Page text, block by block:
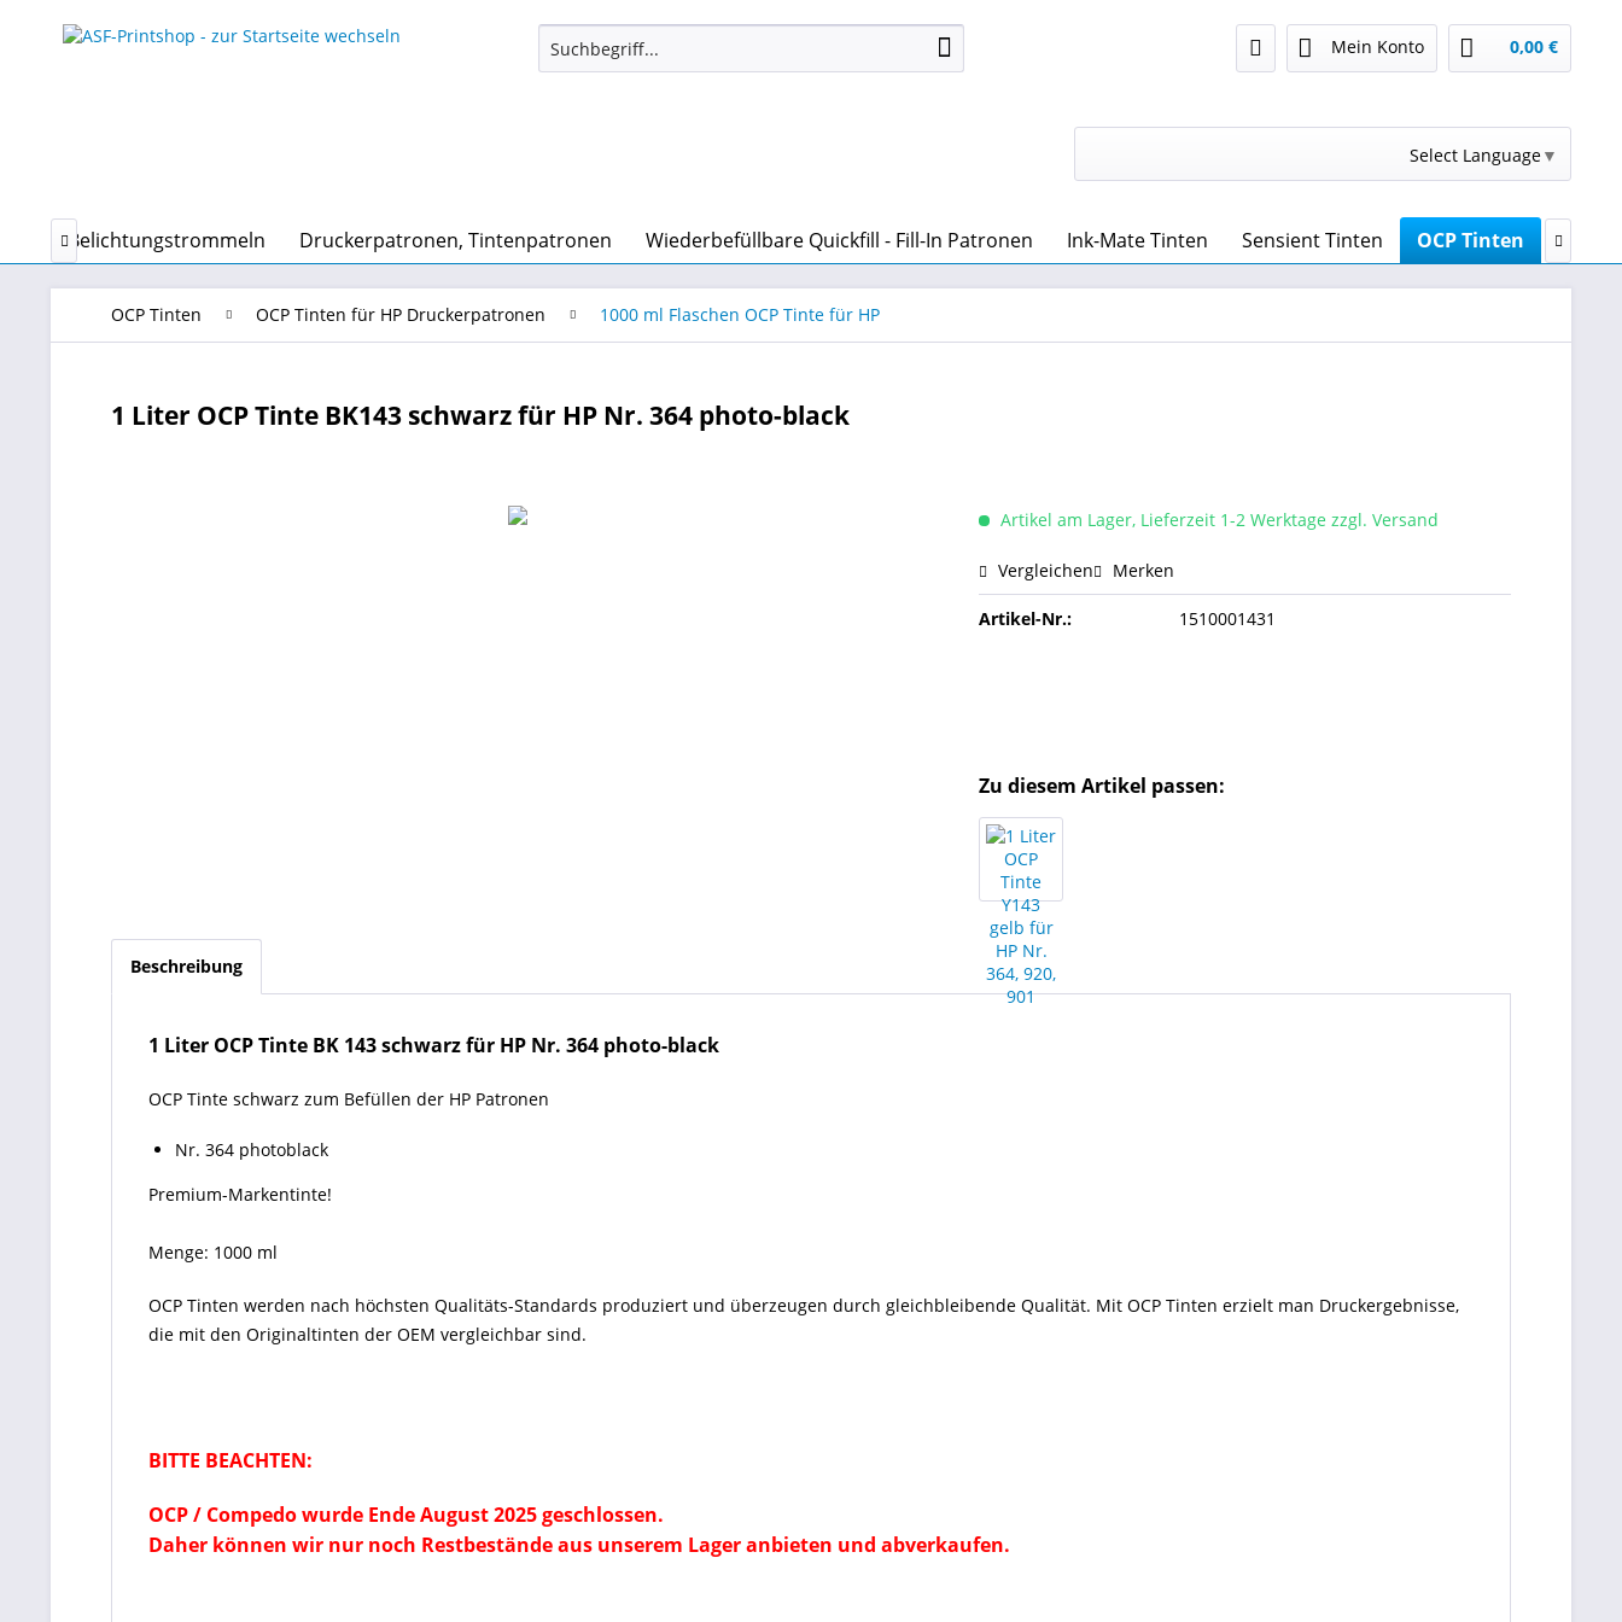
Mein Konto 0,00 €
Select Language▼
und Belichtungstrommeln Druckerpatronen, Tintenpatronen Wiederbefüllbare Quickfill - Fill-In Patronen Ink-Mate Tinten Sensient Tinten OCP Tinten
 
OCP Tinten OCP Tinten für HP Druckerpatronen 1000 ml Flaschen OCP Tinte für HP
1 Liter OCP Tinte BK143 schwarz für HP Nr. 364 photo-black
Artikel am Lager, Lieferzeit 1-2 Werktage zzgl. Versand
Vergleichen Merken
Artikel-Nr.: 1510001431
Zu diesem Artikel passen:
Beschreibung
1 Liter OCP Tinte BK 143 schwarz für HP Nr. 364 photo-black
OCP Tinte schwarz zum Befüllen der HP Patronen
Nr. 364 photoblack
Premium-Markentinte!
Menge: 1000 ml
OCP Tinten werden nach höchsten Qualitäts-Standards produziert und überzeugen durch gleichbleibende Qualität. Mit OCP Tinten erzielt man Druckergebnisse,
die mit den Originaltinten der OEM vergleichbar sind.
BITTE BEACHTEN:
OCP / Compedo wurde Ende August 2025 geschlossen.
Daher können wir nur noch Restbestände aus unserem Lager anbieten und abverkaufen.